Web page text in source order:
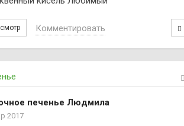
Комментировать
печенье Людмила
2017